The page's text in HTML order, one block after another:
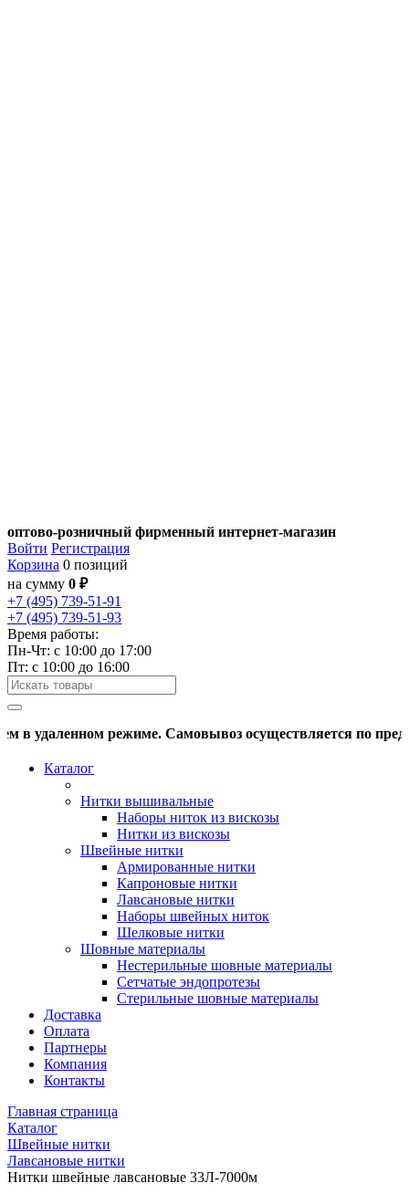
оптово-розничный фирменный интернет-магазин
Войти Регистрация
Корзина 0 позиций
на сумму 0 ₽
+7 (495) 739-51-91
+7 (495) 739-51-93
Время работы:
Пн-Чт: c 10:00 до 17:00
Пт: с 10:00 до 16:00
удаленном режиме. Самовывоз осуществляется по
Каталог
Нитки вышивальные
Наборы ниток из вискозы
Нитки из вискозы
Швейные нитки
Армированные нитки
Капроновые нитки
Лавсановые нитки
Наборы швейных ниток
Шелковые нитки
Шовные материалы
Нестерильные шовные материалы
Сетчатые эндопротезы
Стерильные шовные материалы
Доставка
Оплата
Партнеры
Компания
Контакты
Главная страница
Каталог
Швейные нитки
Лавсановые нитки
Нитки швейные лавсановые 33Л-7000м